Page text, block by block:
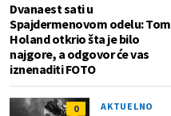
Dvanaest sati u
Spajdermenovom odelu: Tom
Holand otkrio šta je bilo
najgore, a odgovor će vas
iznenaditi FOTO
0 AKTUELNO